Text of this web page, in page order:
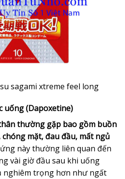
sagami xtreme feel long
uống (Dapoxetine)
thường gặp bao gồm buồn
mặt, đau đầu, mất ngủ
này thường liên quan đến
vài giờ đầu sau khi uống
nghiêm trọng hơn như ngất